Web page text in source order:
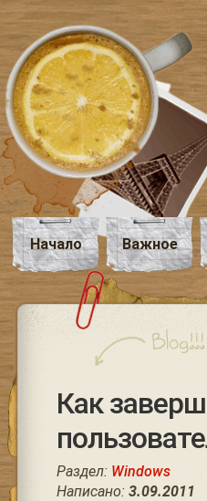
Начало Важное
Как
Раздел: Windows
Написано: 3.09.2011